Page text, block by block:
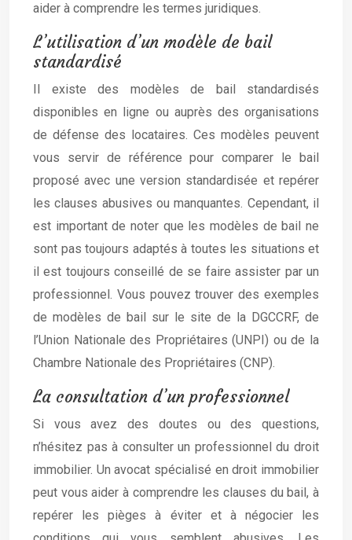
aider à comprendre les termes juridiques.
L’utilisation d’un modèle de bail
standardisé
Il existe des modèles de bail standardisés
disponibles en ligne ou auprès des organisations
de défense des locataires. Ces modèles peuvent
vous servir de référence pour comparer le bail
proposé avec une version standardisée et repérer
les clauses abusives ou manquantes. Cependant, il
est important de noter que les modèles de bail ne
sont pas toujours adaptés à toutes les situations et
il est toujours conseillé de se faire assister par un
professionnel. Vous pouvez trouver des exemples
de modèles de bail sur le site de la DGCCRF, de
l’Union Nationale des Propriétaires (UNPI) ou de la
Chambre Nationale des Propriétaires (CNP).
La consultation d’un professionnel
Si vous avez des doutes ou des questions,
n’hésitez pas à consulter un professionnel du droit
immobilier. Un avocat spécialisé en droit immobilier
peut vous aider à comprendre les clauses du bail, à
repérer les pièges à éviter et à négocier les